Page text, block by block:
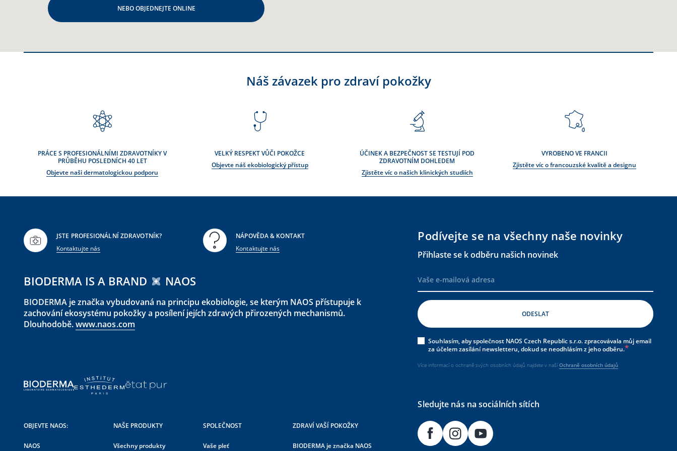
Benu a.s.
Radniční 191/8
Česko
Lužické náměstí 102/7
Benu a.s.
73961 Třinec
Česko
Viz podrobnosti
Benu Česká republika OC
Kaufland
Viz podrobnosti
37341
Hluboká nad Vltavou
NEBO OBJEDNEJTE ONLINE
Náš závazek pro zdraví pokožky
PRÁCE S PROFESIONÁLNÍMI ZDRAVOTNÍKY V
PRŮBĚHU POSLEDNÍCH 40 LET
Objevte naši dermatologickou podporu
VELKÝ RESPEKT VŮČI POKOŽCE
Objevte náš ekobiologický přístup
ÚČINEK A BEZPEČNOST SE TESTUJÍ POD
ZDRAVOTNÍM DOHLEDEM
Zjistěte víc o našich klinických studiích
VYROBENO VE FRANCII
Zjistěte víc o francouzské kvalitě a designu
JSTE PROFESIONÁLNÍ ZDRAVOTNÍK?
Kontaktujte nás
NÁPOVĚDA & KONTAKT
Kontaktujte nás
Podívejte se na všechny naše novinky
Přihlaste se k odběru našich novinek
Souhlasím, aby společnost NAOS Czech Republic s.r.o. zpracovávala můj email
za účelem zasílání newsletteru, dokud se neodhlásím z jeho odběru.
Více informací o ochraně svých osobních údajů najdete v našíOchraně osobních údajů
Sledujte nás na sociálních sítích
BIODERMA IS A BRAND NAOS
BIODERMA je značka vybudovaná na principu ekobiologie, se kterým NAOS přístupuje k
zachování ekosystému pokožky a posílení jejích zdravých přirozených mechanismů.
Dlouhodobě.www.naos.com
OBJEVTE NAOS:
NAOS
NAŠE PRODUKTY
Všechny produkty
SPOLEČNOST
Vaše pleť
ZDRAVÍ VAŠÍ POKOŽKY
BIODERMA je značka NAOS